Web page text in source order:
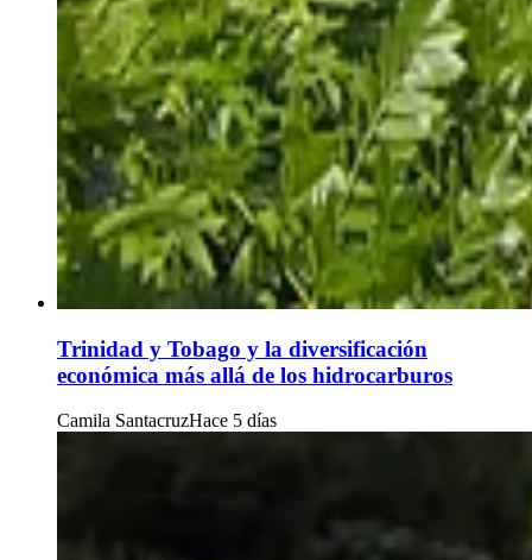
Trinidad y Tobago y la diversificación
económica más allá de los hidrocarburos
Camila SantacruzHace 5 días